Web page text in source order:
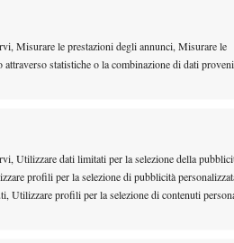
Misurare le prestazioni degli annunci, Misurare le
statistiche o la combinazione di dati
Utilizzare dati limitati per la selezione della
profili per la selezione di pubblicità
Utilizzare profili per la selezione di contenuti
palla in maniera
anche se sono
arrivare al tie break.
quando li porti a
anche per il
più di tanto e